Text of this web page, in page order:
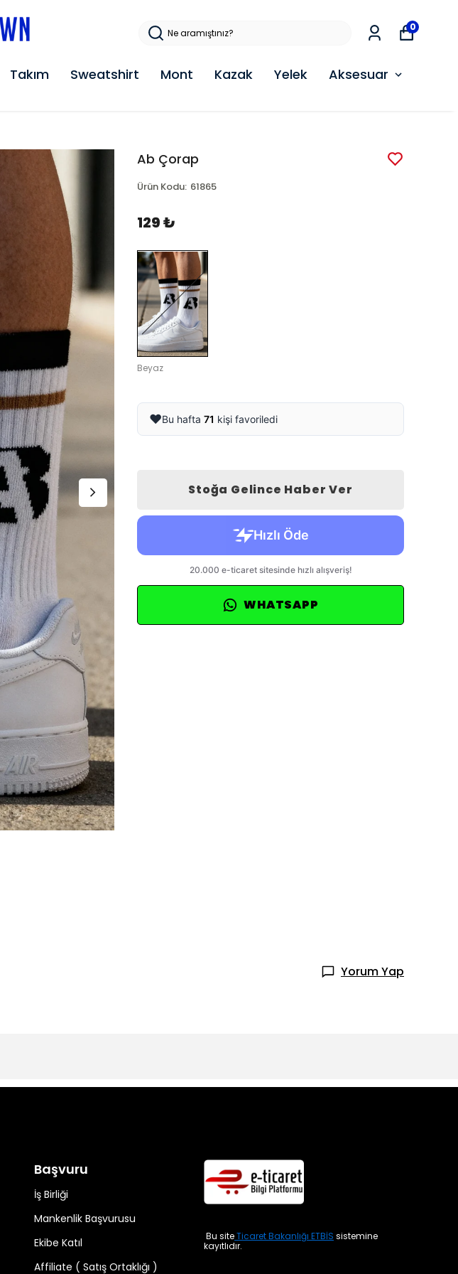
Takım Sweatshirt Mont Kazak Yelek Aksesuar
0
Ab Çorap
Ürün Kodu: 61865
129 ₺
Beyaz
❤️Bu hafta 71 kişi favoriledi
Stoğa Gelince Haber Ver
WHATSAPP
Yorum Yap
Başvuru
İş Birliği
Mankenlik Başvurusu
Ekibe Katıl
Affiliate ( Satış Ortaklığı )
Bu siteTicaret Bakanlığı ETBİS sistemine
kayıtlıdır.